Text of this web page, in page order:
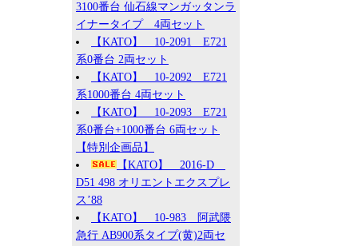
3100番台 仙石線マンガッタンラ
イナータイプ 4両セット
【KATO】 10-2091 E721
系0番台 2両セット
【KATO】 10-2092 E721
系1000番台 4両セット
【KATO】 10-2093 E721
系0番台+1000番台 6両セット
【特別企画品】
【KATO】 2016-D
D51 498 オリエントエクスプレ
ス’88
【KATO】 10-983 阿武隈
急行 AB900系タイプ(黄)2両セ